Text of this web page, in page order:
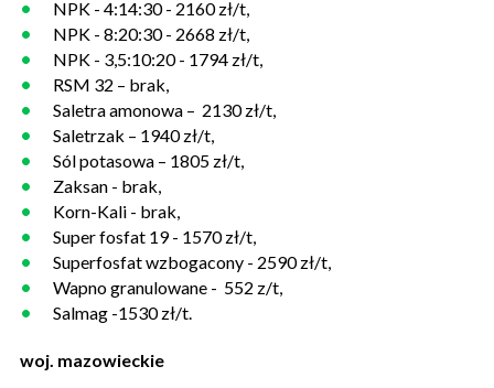
NPK - 4:14:30 - 2160 zł/t,
NPK - 8:20:30 - 2668 zł/t,
NPK - 3,5:10:20 - 1794 zł/t,
RSM 32 – brak,
Saletra amonowa – 2130 zł/t,
Saletrzak – 1940 zł/t,
Sól potasowa – 1805 zł/t,
Zaksan - brak,
Korn-Kali - brak,
Super fosfat 19 - 1570 zł/t,
Superfosfat wzbogacony - 2590 zł/t,
Wapno granulowane - 552 z/t,
Salmag -1530 zł/t.
woj. mazowieckie